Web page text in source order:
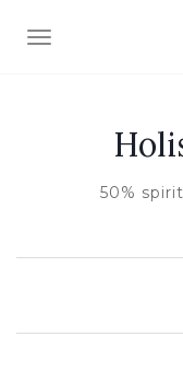
AFFICHER/
50%